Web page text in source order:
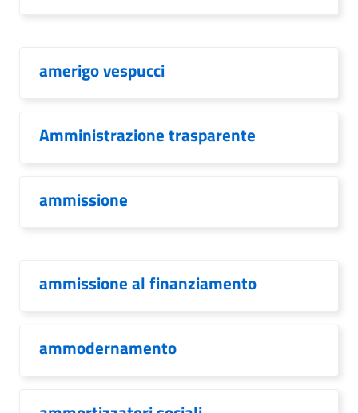
amerigo vespucci
Amministrazione trasparente
ammissione
ammissione al finanziamento
ammodernamento